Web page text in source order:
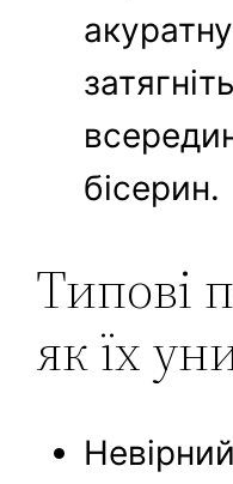
бісерин.
Типові
як їх